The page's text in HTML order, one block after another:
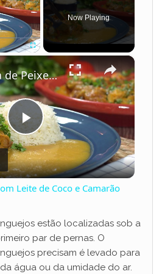
Fullscreen
Now Playing
×
P
l
y
Moqueca de Peixe com Leite de Coco e Camarão
Leite de Coco e Camarão
estão localizadas sob a
par de pernas. O
precisam é levado para
água ou da umidade do ar.